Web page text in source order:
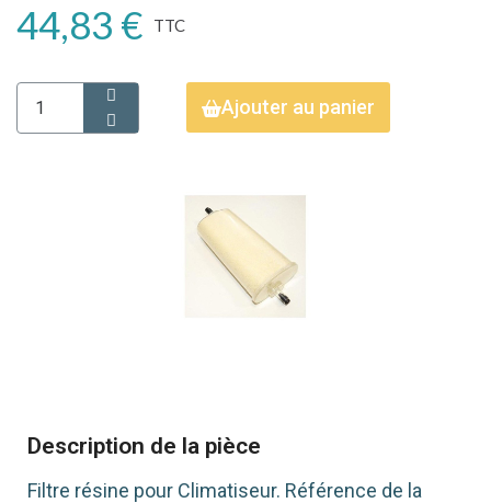
44,83 € TTC
Ajouter au panier
Description de la pièce
Filtre résine pour Climatiseur. Référence de la